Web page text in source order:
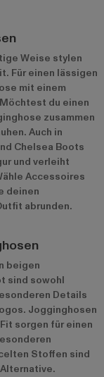
Weise stylen
Für einen lässigen
mit einem
du einen
zusammen
Auch in
Chelsea Boots
und verleiht
Accessoires
deinen
abrunden.
beigen
sind sowohl
Details
Jogginghosen
sorgen für einen
Stoffen sind